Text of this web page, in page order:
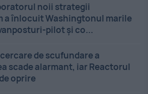
noii strategii
a înlocuit Washingtonul marile
pilot și co...
de scufundare a
scade alarmant, iar Reactorul
oprire